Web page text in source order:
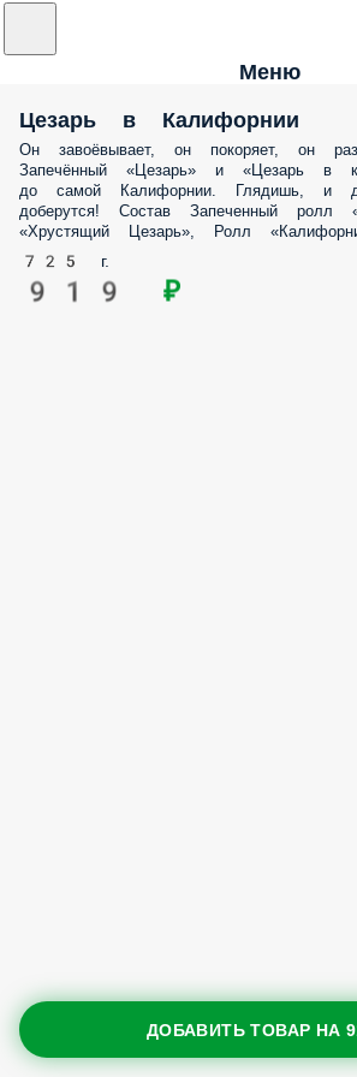
Меню
Цезарь в Калифорнии
Он завоёвывает, он покоряет, он
Запечённый «Цезарь» и «Цезарь в
до самой Калифорнии. Глядишь, и
доберутся! Состав Запеченный ролл
«Хрустящий Цезарь», Ролл
725 г.
919 ₽
ДОБАВИТЬ ТОВАР НА